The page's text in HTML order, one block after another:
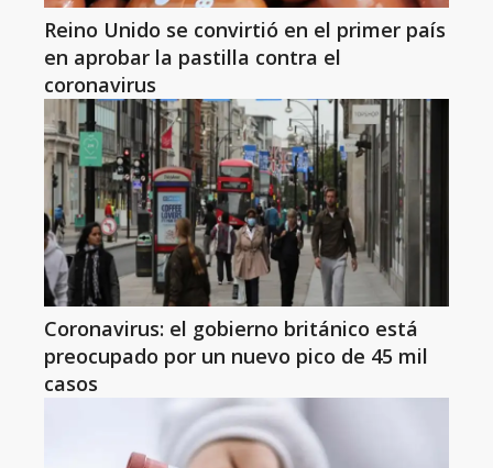
Reino Unido se convirtió en el primer país
en aprobar la pastilla contra el
coronavirus
Coronavirus: el gobierno británico está
preocupado por un nuevo pico de 45 mil
casos